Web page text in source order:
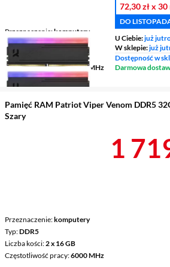
Przeznaczenie komputery
Typ DDR5
Liczba kości
Częstotliwość pracy 6000 MHz
72,30 złx 30
DO
U Ciebie:już
W sklepie:już
Dostępność w
Darmowa
Pamięć RAM Patriot Viper Venom DDR5
Szary
Przeznaczenie komputery
Typ DDR5
Liczba kości 2 x 16 GB
Częstotliwość pracy 6000 MHz
1